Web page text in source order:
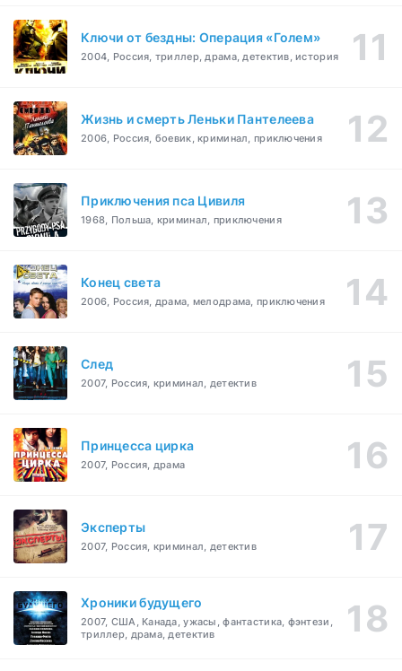
Ключи от бездны: Операция «Голем»
2004, Россия, триллер, драма, детектив, история
Жизнь и смерть Леньки Пантелеева
2006, Россия, боевик, криминал, приключения
Приключения пса Цивиля
1968, Польша, криминал, приключения
Конец света
2006, Россия, драма, мелодрама, приключения
След
2007, Россия, криминал, детектив
Принцесса цирка
2007, Россия, драма
Эксперты
2007, Россия, криминал, детектив
Хроники будущего
2007, США, Канада, ужасы, фантастика, фэнтези,
триллер, драма, детектив